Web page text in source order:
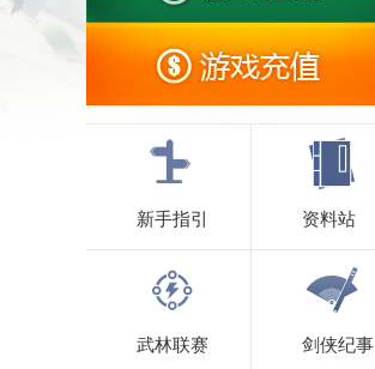
新手指引 资料站
武林联赛 剑侠纪事